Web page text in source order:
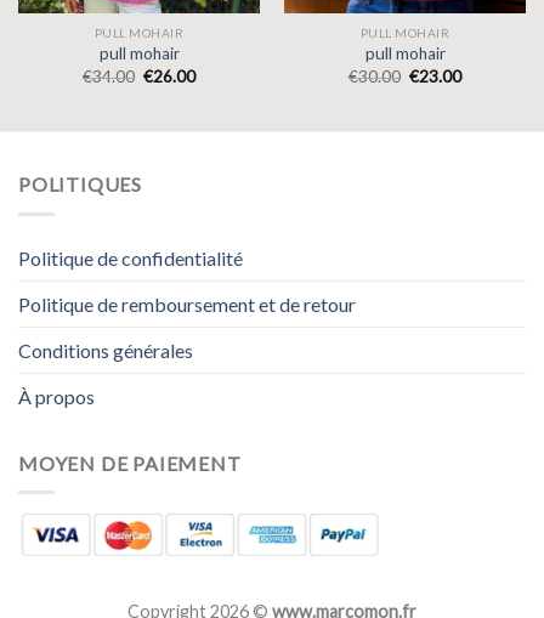
PULL MOHAIR
pull mohair
€34.00 €26.00
PULL MOHAIR
pull mohair
€30.00 €23.00
POLITIQUES
Politique de confidentialité
Politique de remboursement et de retour
Conditions générales
À propos
MOYEN DE PAIEMENT
Copyright 2026 © www.marcomon.fr